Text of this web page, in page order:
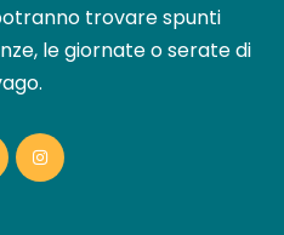
trovare spunti
le giornate o serate di